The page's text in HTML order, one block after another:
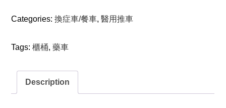
Categories:換症車/餐車,醫用推車
Tags:櫃桶,藥車
Description